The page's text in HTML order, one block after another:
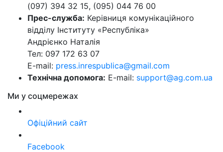
(097) 394 32 15, (095) 044 76 00
Прес-служба: Керівниця комунікаційного
відділу Інституту «Республіка»
Андрієнко Наталія
Тел: 097 172 63 07
E-mail: press.inrespublica@gmail.com
Технічна допомога: E-mail: support@ag.com.ua
Ми у соцмережах
Офіційний сайт
Facebook